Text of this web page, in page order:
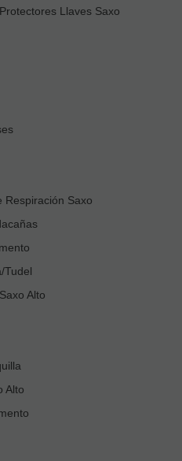
Llaves Saxo
Respiración Saxo
Tudel
Alto
Alto